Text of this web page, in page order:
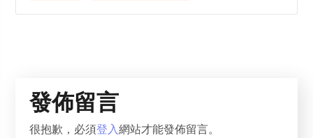
發佈留言
很抱歉，必須登入網站才能發佈留言。